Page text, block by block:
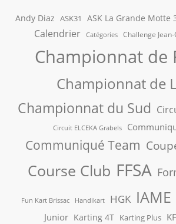
Andy Diaz ASK31 ASK La Grande Motte
Calendrier Catégories Challenge
Championnat de
Championnat de
Championnat du Sud
Circuit ELCEKA Grabels
Communiqué Team
Course Club FFSA
Fun Kart Brissac Handikart HGK IAME
Junior Karting 4T Karting Plus